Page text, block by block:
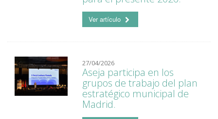
Ver artículo
27/04/2026
Aseja participa en los
grupos de trabajo del plan
estratégico municipal de
Madrid.